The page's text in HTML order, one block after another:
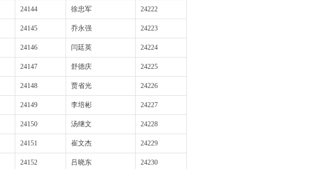
24144 徐忠军 24222
24145 乔永强 24223
24146 闫廷英 24224
24147 舒德庆 24225
24148 贾省光 24226
24149 李培彬 24227
24150 汤继文 24228
24151 崔文杰 24229
24152 吕晓东 24230